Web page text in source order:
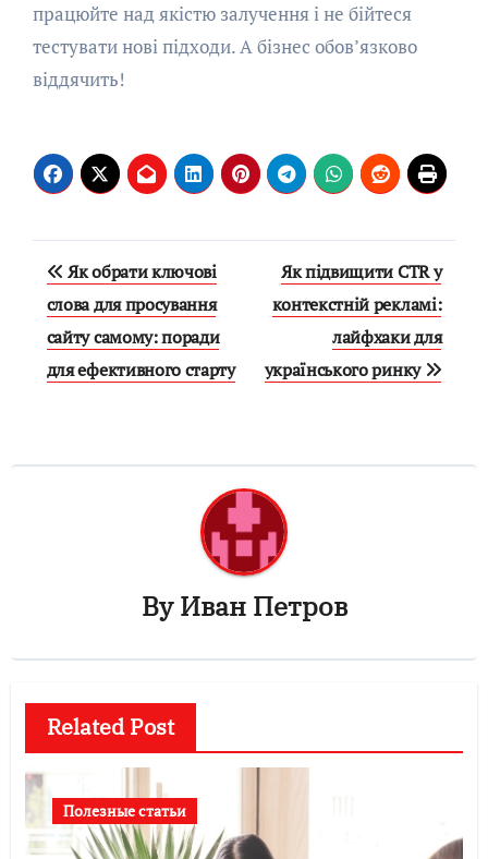
працюйте над якістю залучення і не бійтеся
тестувати нові підходи. А бізнес обов’язково
віддячить!
Навигация
по
записям
Як обрати ключові
слова для просування
сайту самому: поради
для ефективного старту
Як підвищити CTR у
контекстній рекламі:
лайфхаки для
українського ринку
ByИван Петров
Related Post
Полезные статьи